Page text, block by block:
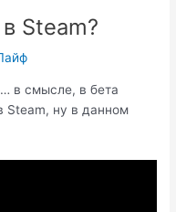
Steam?
в смысле, в бета
Steam, ну в данном